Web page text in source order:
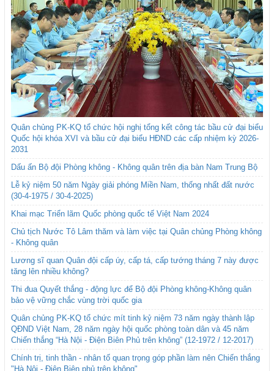
Quân chủng PK-KQ tổ chức hội nghị tổng kết công tác bầu cử đại biểu
Quốc hội khóa XVI và bầu cử đại biểu HĐND các cấp nhiệm kỳ 2026-
2031
Dấu ấn Bộ đội Phòng không - Không quân trên địa bàn Nam Trung Bộ
Lễ kỷ niệm 50 năm Ngày giải phóng Miền Nam, thống nhất đất nước
(30-4-1975 / 30-4-2025)
Khai mạc Triển lãm Quốc phòng quốc tế Việt Nam 2024
Chủ tịch Nước Tô Lâm thăm và làm việc tại Quân chủng Phòng không
- Không quân
Lương sĩ quan Quân đội cấp úy, cấp tá, cấp tướng tháng 7 này được
tăng lên nhiều không?
Thi đua Quyết thắng - động lực để Bộ đội Phòng không-Không quân
bảo vệ vững chắc vùng trời quốc gia
Quân chủng PK-KQ tổ chức mít tinh kỷ niệm 73 năm ngày thành lập
QĐND Việt Nam, 28 năm ngày hội quốc phòng toàn dân và 45 năm
Chiến thắng “Hà Nội - Điện Biên Phủ trên không” (12-1972 / 12-2017)
Chính trị, tinh thần - nhân tố quan trọng góp phần làm nên Chiến thắng
"Hà Nội - Điện Biên phủ trên không"